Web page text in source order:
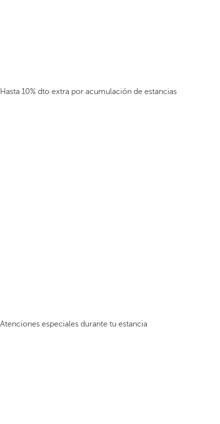
Hasta 10% dto extra por acumulación de estancias
Atenciones especiales durante tu estancia